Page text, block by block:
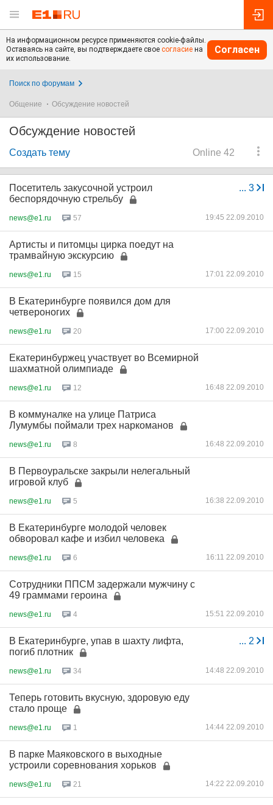
На информационном ресурсе применяются cookie-файлы.
Оставаясь на сайте, вы подтверждаете свое согласие на
их использование.
Согласен
Поиск по форумам
Общение Обсуждение новостей
Обсуждение новостей
Online 42
Создать тему
... 3
Посетитель закусочной устроил
беспорядочную стрельбу
news@e1.ru 57 19:45 22.09.2010
Артисты и питомцы цирка поедут на
трамвайную экскурсию
news@e1.ru 15 17:01 22.09.2010
В Екатеринбурге появился дом для
четвероногих
news@e1.ru 20 17:00 22.09.2010
Екатеринбуржец участвует во Всемирной
шахматной олимпиаде
news@e1.ru 12 16:48 22.09.2010
В коммуналке на улице Патриса
Лумумбы поймали трех наркоманов
news@e1.ru 8 16:48 22.09.2010
В Первоуральске закрыли нелегальный
игровой клуб
news@e1.ru 5 16:38 22.09.2010
В Екатеринбурге молодой человек
обворовал кафе и избил человека
news@e1.ru 6 16:11 22.09.2010
Сотрудники ППСМ задержали мужчину с
49 граммами героина
news@e1.ru 4 15:51 22.09.2010
... 2
В Екатеринбурге, упав в шахту лифта,
погиб плотник
news@e1.ru 34 14:48 22.09.2010
Теперь готовить вкусную, здоровую еду
стало проще
news@e1.ru 1 14:44 22.09.2010
В парке Маяковского в выходные
устроили соревнования хорьков
news@e1.ru 21 14:22 22.09.2010